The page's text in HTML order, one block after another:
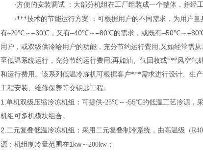
·方便的安装调试 ：大部分机组在工厂组装成一个整体，并经
· ***技术的节能运行方案 ：可根据用户的不同需求，为用户
有–20℃ ～ –30℃ ，又有–40℃ ～ –80℃的需求，或既有–50℃ ～ –80
用户，或双级供冷给用户的功能，充分节约运行费用 ; 又如经常需
至低温系统运行，充分节约运行费用 ;再如油、气回收或***风空气
和运行费用。该系列低温冷冻机可根据客户***需求进行设计、生产
工程安装、维修保养等交钥匙工程。
1. 单机双级压缩冷冻机组：可提供-25℃ ～ -55℃的低温工艺冷源，
机组可多机模块组合。
2. 二元复叠低温冷冻机组：采用二元复叠制冷系统，由高温级（
源；机组制冷量范围在1kw ～ 200kw ；